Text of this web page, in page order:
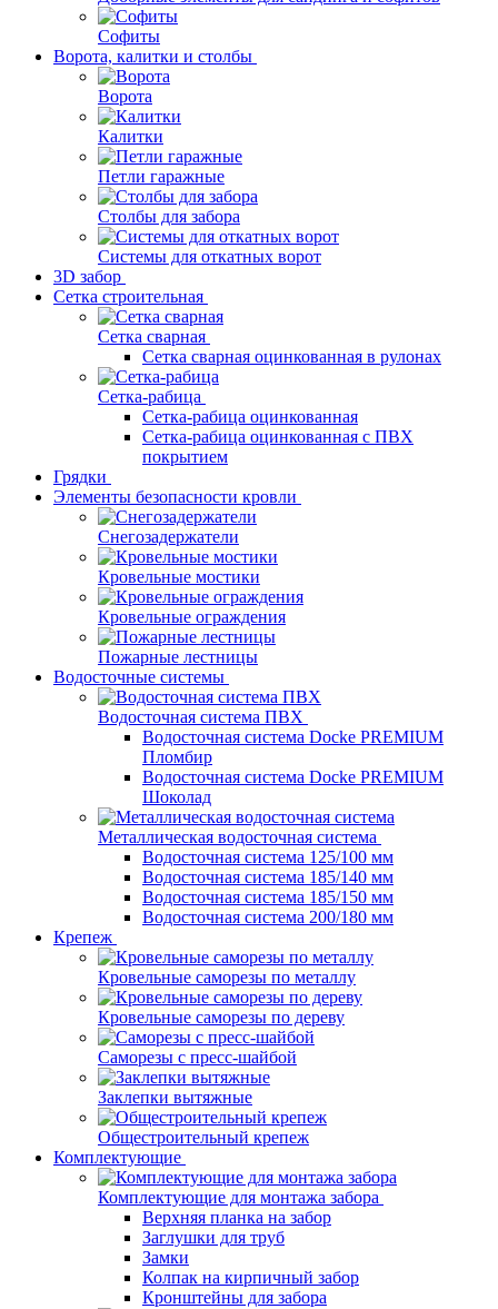
Софиты
Ворота, калитки и столбы
Ворота
Калитки
Петли гаражные
Столбы для забора
Системы для откатных ворот
3D забор
Сетка строительная
Сетка сварная
Сетка сварная оцинкованная в рулонах
Сетка-рабица
Сетка-рабица оцинкованная
Сетка-рабица оцинкованная с ПВХ
покрытием
Грядки
Элементы безопасности кровли
Снегозадержатели
Кровельные мостики
Кровельные ограждения
Пожарные лестницы
Водосточные системы
Водосточная система ПВХ
Водосточная система Docke PREMIUM
Пломбир
Водосточная система Docke PREMIUM
Шоколад
Металлическая водосточная система
Водосточная система 125/100 мм
Водосточная система 185/140 мм
Водосточная система 185/150 мм
Водосточная система 200/180 мм
Крепеж
Кровельные саморезы по металлу
Кровельные саморезы по дереву
Саморезы с пресс-шайбой
Заклепки вытяжные
Общестроительный крепеж
Комплектующие
Комплектующие для монтажа забора
Верхняя планка на забор
Заглушки для труб
Замки
Колпак на кирпичный забор
Кронштейны для забора